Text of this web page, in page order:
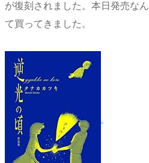
が復刻されました。本日発売な
て買ってきました。